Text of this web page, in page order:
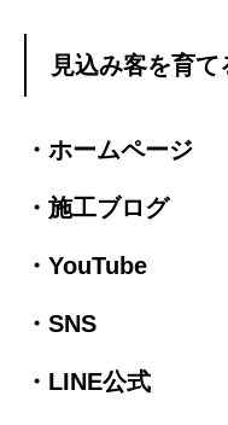
見込み客を育
・ホームページ
・施工ブログ
・YouTube
・SNS
・LINE公式